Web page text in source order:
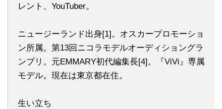
レント、YouTuber。
ニュージーランド出身[1]。オスカープロモーショ
ン所属。第13回ニコラモデルオーディショングラ
ンプリ。元EMMARY初代編集長[4]。『ViVi』専属
モデル。現在は東京都在住。
生い立ち